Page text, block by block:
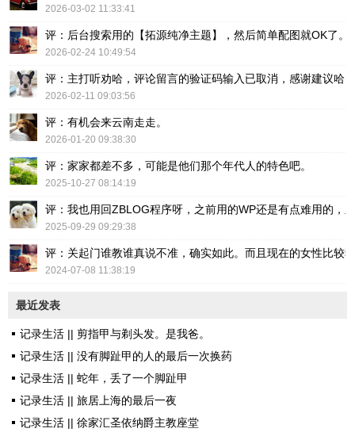
2026-03-02 11:33:41
评：后台搜索用的【拓源纯净主题】，然后简单配图就OK了。
2026-02-24 10:49:54
评：主打听劝哈，评论留言的验证码输入已取消，感谢建议哈！
2026-02-11 09:03:56
评：有机会来云南走走。
2026-01-20 09:38:30
评：家家都差不多，可能是他们那个年代人的特色吧。
2025-10-27 08:14:19
评：我也用回ZBLOG程序呀，之前用的WP还是有点难用的，
2025-09-29 09:29:38
评：关起门谁教谁真说不准，确实如此。而且现在的女性比较
2024-07-08 11:38:19
最近发表
记录生活 || 剪指甲与剃头发。是我爸。
记录生活 || 没有脚趾甲的人的最后一次换药
记录生活 || 蛇年，丢了一个脚趾甲
记录生活 || 旅居上海的最后一夜
记录生活 || 徐家汇圣依纳爵主教座堂